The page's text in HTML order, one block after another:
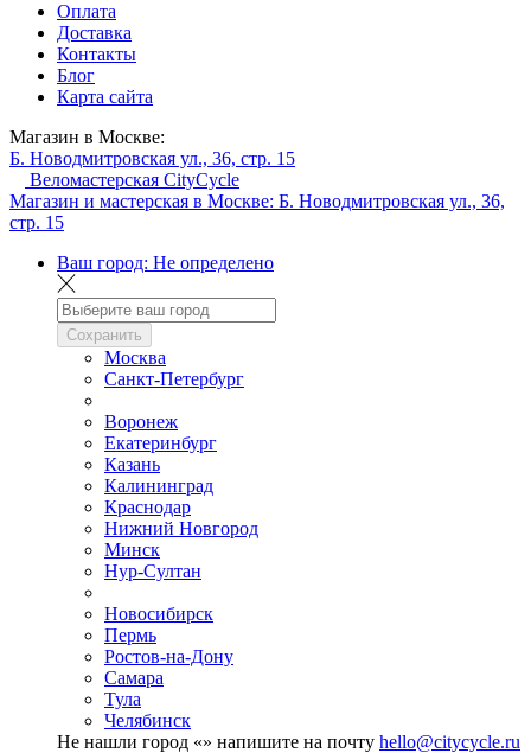
Оплата
Доставка
Контакты
Блог
Карта сайта
Магазин в Москве:
Б. Новодмитровская ул., 36, стр. 15
Веломастерская CityCycle
Магазин и мастерская в Москве: Б. Новодмитровская ул., 36,
стр. 15
Ваш город: Не определено
Сохранить
Москва
Санкт-Петербург
Воронеж
Екатеринбург
Казань
Калининград
Краснодар
Нижний Новгород
Минск
Нур-Султан
Новосибирск
Пермь
Ростов-на-Дону
Самара
Тула
Челябинск
Не нашли город «» напишите на почту hello@citycycle.ru